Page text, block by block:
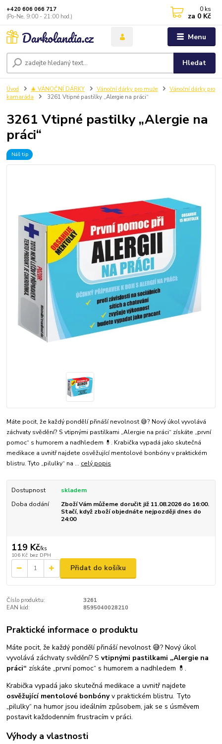
Menu
Hledat
+420 606 066 717
(Po-Ne, 9:00 - 21:00 hod.)
0 ks
za 0 Kč
Úvod 🎄 VÁNOČNÍ DÁRKY Vánoční dárky pro muže
Vánoční dárky pro
kamaráda
3261 Vtipné pastilky „Alergie na práci“
3261 Vtipné pastilky „Alergie na
práci“
Náš tip
Máte pocit, že každý pondělí přináší nevolnost 😅? Nový úkol vyvolává
záchvaty svědění? S vtipnými pastilkami „Alergie na práci“ získáte „první
pomoc“ s humorem a nadhledem 💊. Krabička vypadá jako skutečná
medikace a uvnitř najdete osvěžující mentolové bonbóny v praktickém
blistru. Tyto „pilulky“ na ... celý popis
Dostupnost
skladem
Doba dodání
Zboží Vám můžeme doručit již 11.08.2026 do 16:00.
Stačí, když zboží objednáte nejpozději dnes do
24:00
119 Kč/ks
106 Kč bez DPH
Přidat do košíku
Číslo produktu:
3261
EAN kód:
8595040028210
Praktické informace o produktu
Máte pocit, že každý pondělí přináší nevolnost 😅? Nový úkol
vyvolává záchvaty svědění? Svtipnými pastilkami „Alergie na
práci“ získáte „první pomoc“ s humorem a nadhledem 💊.
Krabička vypadá jako skutečná medikace a uvnitř najdete
osvěžující mentolové bonbónyv praktickém blistru. Tyto
„pilulky“ na humor jsou ideálním způsobem, jak se s úsměvem
postavit každodenním frustracím v práci.
Výhody a vlastnosti